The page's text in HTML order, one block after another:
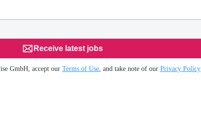
Receive latest jobs
GmbH, accept ourTerms of Use , and take note of ourPrivacy Policy